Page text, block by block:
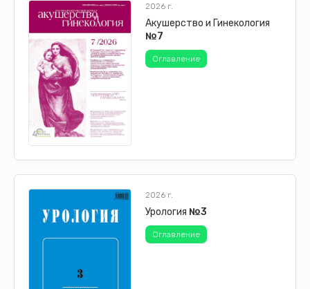
2026 г.
Акушерство и Гинекология
№7
Оглавление
2026 г.
Урология №3
Оглавление